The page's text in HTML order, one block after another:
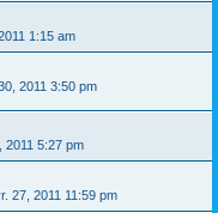
1:15 am
2011 3:50 pm
2011 5:27 pm
27, 2011 11:59 pm